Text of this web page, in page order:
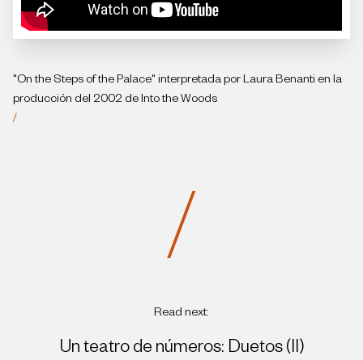
"On the Steps of the Palace" interpretada por Laura Benanti en la
producción del 2002 de Into the Woods
/
/
Read next:
Un teatro de números: Duetos (II)